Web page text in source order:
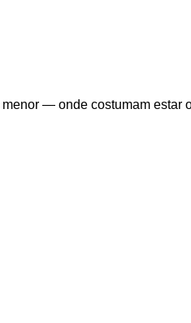
— onde costumam estar